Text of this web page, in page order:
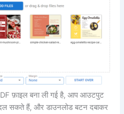
PDF फ़ाइल बना ली गई है, आप आउटपुट
सकते हैं, और डाउनलोड बटन दबाकर